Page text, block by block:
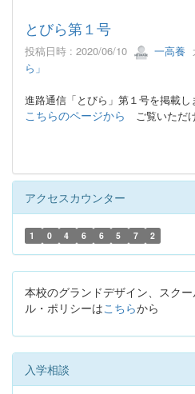
とびら第１号
投稿日時 : 2020/06/10 一高養
ら」
進路通信「とびら」第１号を掲載し
こちらのページから ご覧いただ
アクセスカウンター
1 0 4 6 6 5 7 2
本校のグランドデザイン、スク
ル・ポリシーはこちらから
入学相談